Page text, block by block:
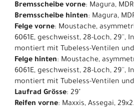
Bremsscheibe vorne: Magura,
Bremsscheibe hinten: Magura,
Felge vorne: Moustache,
6061E, geschweisst, 28-Loch, 29'',
montiert mit Tubeless-Ventilen
Felge hinten: Moustache,
6061E, geschweisst, 28-Loch, 29'',
montiert mit Tubeless-Ventilen
Laufrad Grösse: 29"
Reifen vorne: Maxxis, Assegai,